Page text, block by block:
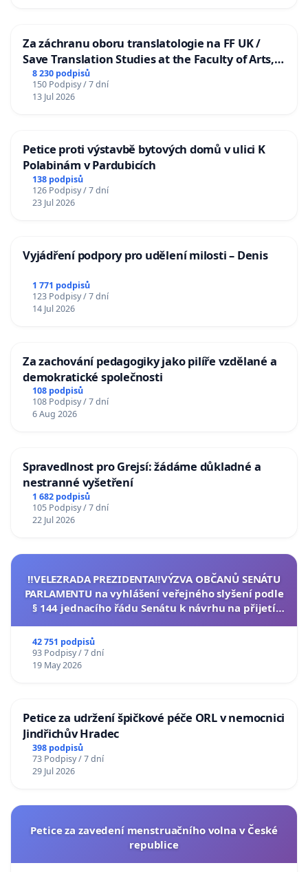
Za záchranu oboru translatologie na FF UK /
Save Translation Studies at the Faculty of Arts,
Charles University
8 230 podpisů
150 Podpisy / 7 dní
13 Jul 2026
Petice proti výstavbě bytových domů v ulici K
Polabinám v Pardubicích
138 podpisů
126 Podpisy / 7 dní
23 Jul 2026
Vyjádření podpory pro udělení milosti – Denis
1 771 podpisů
123 Podpisy / 7 dní
14 Jul 2026
Za zachování pedagogiky jako pilíře vzdělané a
demokratické společnosti
108 podpisů
108 Podpisy / 7 dní
6 Aug 2026
Spravedlnost pro Grejsí: žádáme důkladné a
nestranné vyšetření
1 682 podpisů
105 Podpisy / 7 dní
22 Jul 2026
‼️VELEZRADA PREZIDENTA‼️VÝZVA OBČANŮ SENÁTU
PARLAMENTU na vyhlášení veřejného slyšení podle
§ 144 jednacího řádu Senátu k návrhu na přijetí
42 751 podpisů
93 Podpisy / 7 dní
19 May 2026
Petice za udržení špičkové péče ORL v nemocnici
Jindřichův Hradec
398 podpisů
73 Podpisy / 7 dní
29 Jul 2026
Petice za zavedení menstruačního volna v České
republice